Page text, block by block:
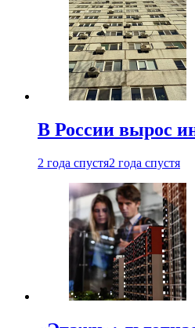
В России вырос
2 года спустя2 года спустя